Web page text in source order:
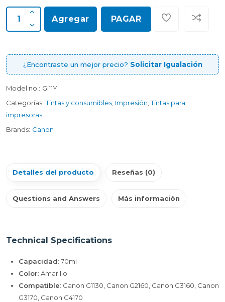
Agregar PAGAR
¿Encontraste un mejor precio? Solicitar Igualación
Model no.: GI11Y
Categorías: Tintas y consumibles Impresión ,Tintas para
impresoras
Brands: Canon
Detalles del producto Reseñas (0)
Questions and Answers Más información
Technical Specifications
Capacidad: 70ml
Color: Amarillo
Compatible: Canon G1130, Canon G2160, Canon G3160, Canon
G3170, Canon G4170